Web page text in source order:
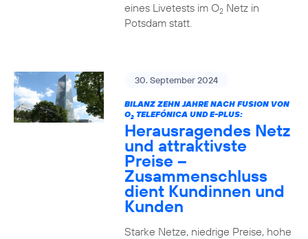
eines Livetests im O2Netz in
Potsdam statt.
30. September 2024
BILANZ ZEHN JAHRE NACH FUSION VON
O2TELEFÓNICA UND E-PLUS:
Herausragendes Netz
und attraktivste
Preise –
Zusammenschluss
dient Kundinnen und
Kunden
Starke Netze, niedrige Preise, hohe